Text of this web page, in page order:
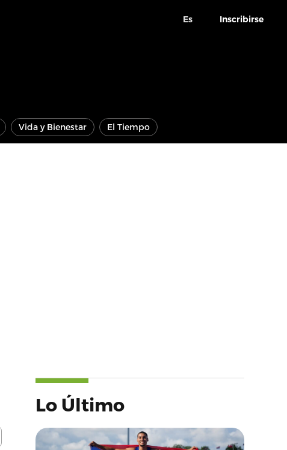
Es Inscribirse
Vida y Bienestar El Tiempo
Lo Último